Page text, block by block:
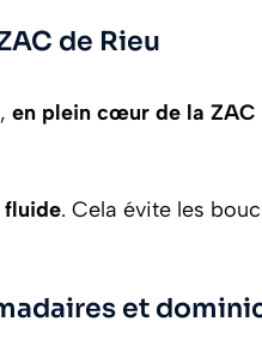
de Rieu
en plein cœur de la ZAC
fluide. Cela évite les
et